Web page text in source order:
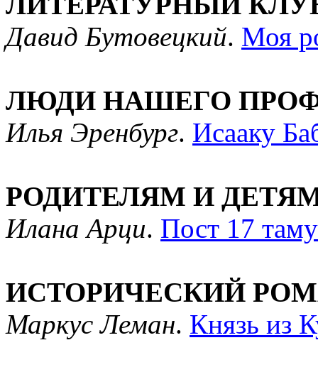
Давид Бутовецкий. Моя
ЛЮДИ НАШЕГО
Илья Эренбург. Исааку
РОДИТЕЛЯМ И
Илана Арци. Пост 17
ИСТОРИЧЕСКИЙ
Маркус Леман. Князь из